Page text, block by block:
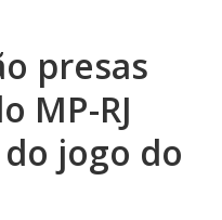
presas
MP-RJ
jogo do